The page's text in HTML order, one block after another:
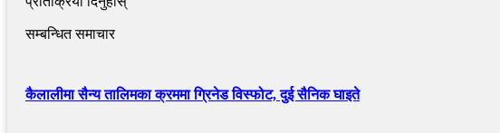
सम्बन्धित समाचार
कैलालीमा सैन्य तालिमका क्रममा ग्रिनेड विस्फोट, दुई सैनिक घाइते